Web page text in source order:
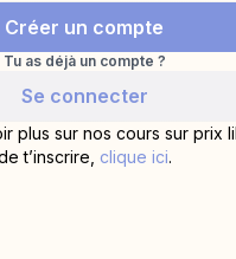
Créer un compte
Tu as déjà un compte ?
Se connecter
plus sur nos cours sur prix
t’inscrire, clique ici.